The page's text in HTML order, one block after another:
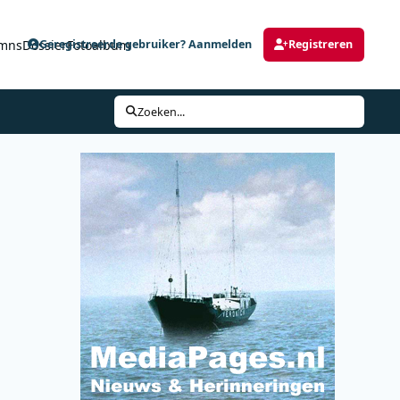
DossierFotoalbum
Geregistreerde gebruiker? Aanmelden Registreren
Zoeken...